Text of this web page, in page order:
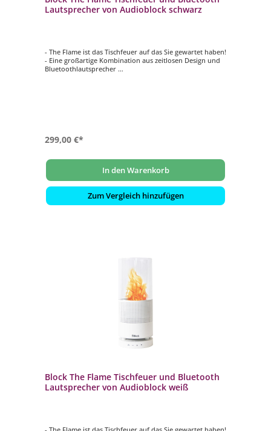
Laut­spre­cher von Audioblock schwarz
- The Flame ist das Tischfeuer auf das Sie gewartet haben!
- Eine großartige Kombination aus zeitlosen Design und
Bluetoothlautsprecher
299,00 €*
In den Warenkorb
Zum Vergleich hinzufügen
Block The Flame Tischfeuer und Bluetooth
Laut­spre­cher von Audioblock weiß